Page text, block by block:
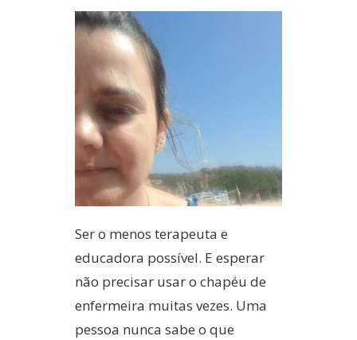
Ser o menos terapeuta e
educadora possível. E esperar
não precisar usar o chapéu de
enfermeira muitas vezes. Uma
pessoa nunca sabe o que